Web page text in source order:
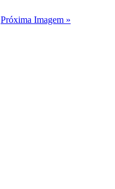
Próxima Imagem »